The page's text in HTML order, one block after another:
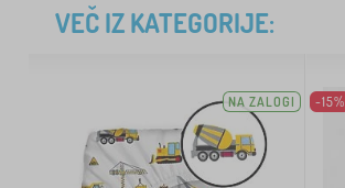
VEČ IZ KATEGORIJE:
NA ZALOGI -15%